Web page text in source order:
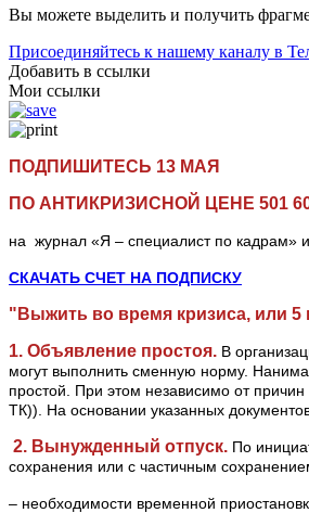
Вы можете выделить и получить
Присоединяйтесь к нашему каналу в
Добавить в ссылки
Мои ссылки
ПОДПИШИТЕСЬ 13 МАЯ
ПО АНТИКРИЗИСНОЙ ЦЕНЕ 501
на журнал «Я – специалист по кадрам» и
СКАЧАТЬ СЧЕТ НА ПОДПИСКУ
"Выжить во время кризиса, или
1. Объявление простоя. В
могут выполнить сменную норму.
простой. При этом независимо от
ТК)). На основании указанных
2. Вынужденный отпуск. По
сохранения или с частичным
– необходимости временной